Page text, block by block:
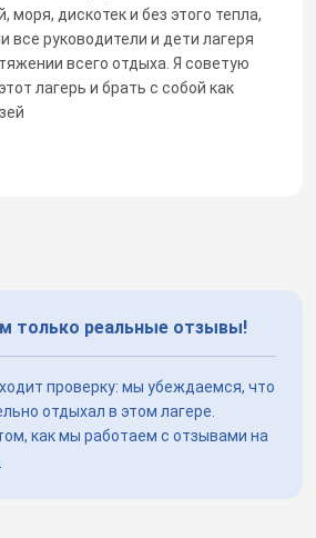
дискотек и без этого тепла,
все руководители и дети лагеря
всего отдыха. Я советую
лагерь и брать с собой как
только реальные отзывы!
проверку: мы убеждаемся, что
отдыхал в этом лагере.
как мы работаем с отзывами на